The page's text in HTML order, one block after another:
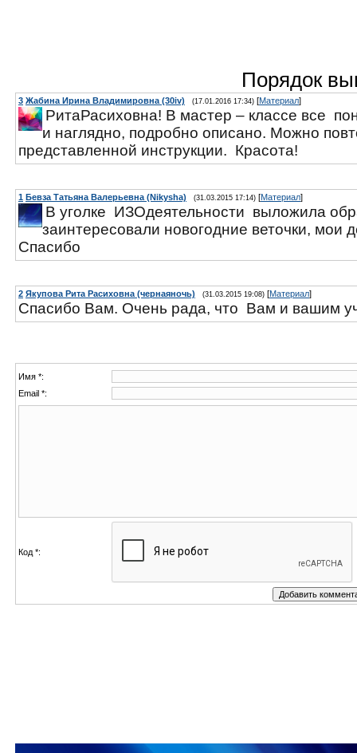
Порядок
3 Жабина Ирина Владимировна (30iv) (17.01.2016 17:34) [Материал]
РитаРасиховна! В мастер – классе все
и наглядно, подробно описано. Можно
представленной инструкции. Красота!
1 Бевза Татьяна Валерьевна (Nikysha) (31.03.2015 17:14) [Материал]
В уголке ИЗОдеятельности выложила
заинтересовали новогодние веточки, мои
Спасибо
2 Якупова Рита Расиховна (чернаяночь) (31.03.2015 19:08) [Материал]
Спасибо Вам. Очень рада, что Вам и вашим
Имя *:
Email *:
Код *: